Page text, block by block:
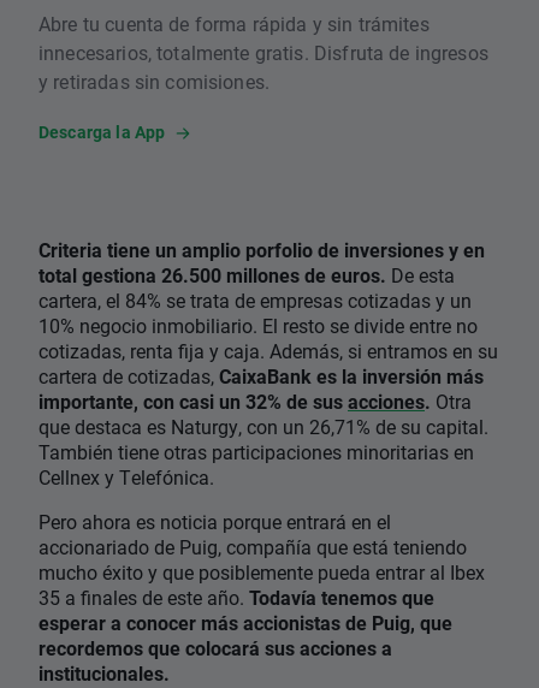
Abre tu cuenta de forma rápida y sin trámites
innecesarios, totalmente gratis. Disfruta de ingresos
y retiradas sin comisiones.
Descarga la App
Criteria tiene un amplio porfolio de inversiones y en
total gestiona 26.500 millones de euros. De esta
cartera, el 84% se trata de empresas cotizadas y un
10% negocio inmobiliario. El resto se divide entre no
cotizadas, renta fija y caja. Además, si entramos en su
cartera de cotizadas,CaixaBank es la inversión más
importante, con casi un 32% de susacciones. Otra
que destaca es Naturgy, con un 26,71% de su capital.
También tiene otras participaciones minoritarias en
Cellnex y Telefónica.
Pero ahora es noticia porque entrará en el
accionariado de Puig, compañía que está teniendo
mucho éxito y que posiblemente pueda entrar al Ibex
35 a finales de este año. Todavía tenemos que
esperar a conocer más accionistas de Puig, que
recordemos que colocará sus acciones a
institucionales.